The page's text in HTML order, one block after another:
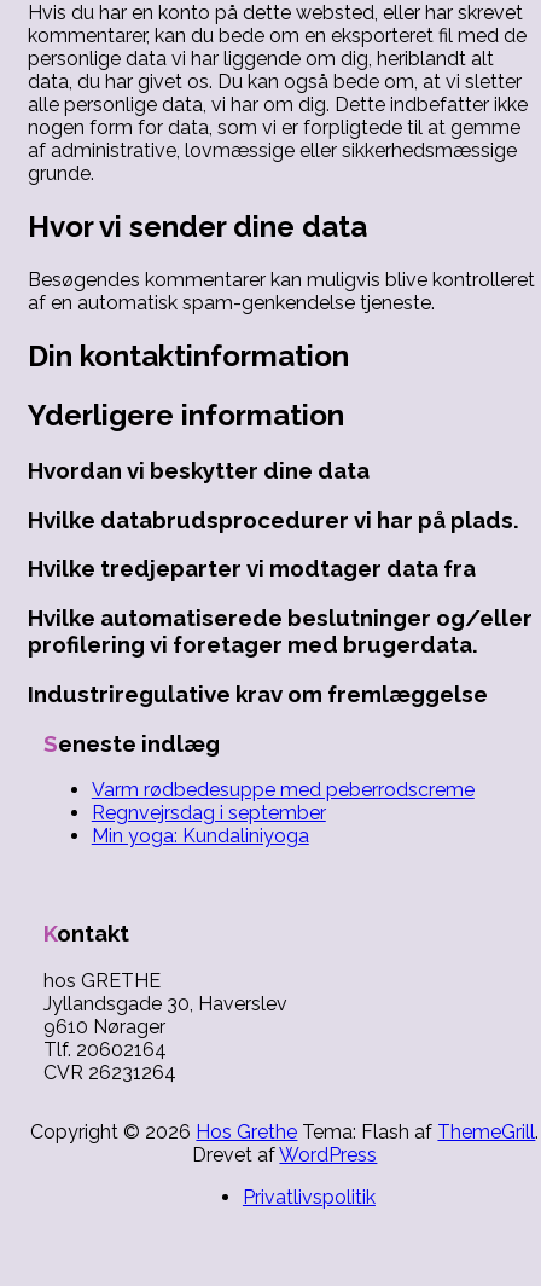
Hvis du har en konto på dette websted, eller har skrevet
kommentarer, kan du bede om en eksporteret fil med de
personlige data vi har liggende om dig, heriblandt alt
data, du har givet os. Du kan også bede om, at vi sletter
alle personlige data, vi har om dig. Dette indbefatter ikke
nogen form for data, som vi er forpligtede til at gemme
af administrative, lovmæssige eller sikkerhedsmæssige
grunde.
Hvor vi sender dine data
Besøgendes kommentarer kan muligvis blive kontrolleret
af en automatisk spam-genkendelse tjeneste.
Din kontaktinformation
Yderligere information
Hvordan vi beskytter dine data
Hvilke databrudsprocedurer vi har på plads.
Hvilke tredjeparter vi modtager data fra
Hvilke automatiserede beslutninger og/eller
profilering vi foretager med brugerdata.
Industriregulative krav om fremlæggelse
Seneste indlæg
Varm rødbedesuppe med peberrodscreme
Regnvejrsdag i september
Min yoga: Kundaliniyoga
Kontakt
hos GRETHE
Jyllandsgade 30, Haverslev
9610 Nørager
Tlf. 20602164
CVR 26231264
Copyright © 2026 Hos Grethe Tema: Flash af ThemeGrill.
Drevet afWordPress
Privatlivspolitik